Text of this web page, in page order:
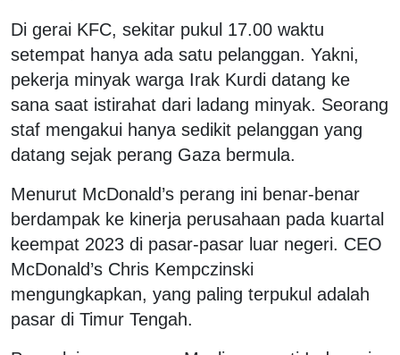
Di gerai KFC, sekitar pukul 17.00 waktu
setempat hanya ada satu pelanggan. Yakni,
pekerja minyak warga Irak Kurdi datang ke
sana saat istirahat dari ladang minyak. Seorang
staf mengakui hanya sedikit pelanggan yang
datang sejak perang Gaza bermula.
Menurut McDonald’s perang ini benar-benar
berdampak ke kinerja perusahaan pada kuartal
keempat 2023 di pasar-pasar luar negeri. CEO
McDonald’s Chris Kempczinski
mengungkapkan, yang paling terpukul adalah
pasar di Timur Tengah.